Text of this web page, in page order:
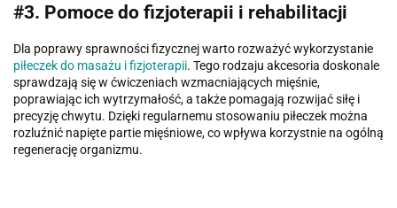
#3. Pomoce do fizjoterapii i rehabilitacji
Dla poprawy sprawności fizycznej warto rozważyć wykorzystanie
piłeczek do masażu i fizjoterapii. Tego rodzaju akcesoria doskonale
sprawdzają się w ćwiczeniach wzmacniających mięśnie,
poprawiając ich wytrzymałość, a także pomagają rozwijać siłę i
precyzję chwytu. Dzięki regularnemu stosowaniu piłeczek można
rozluźnić napięte partie mięśniowe, co wpływa korzystnie na ogólną
regenerację organizmu.